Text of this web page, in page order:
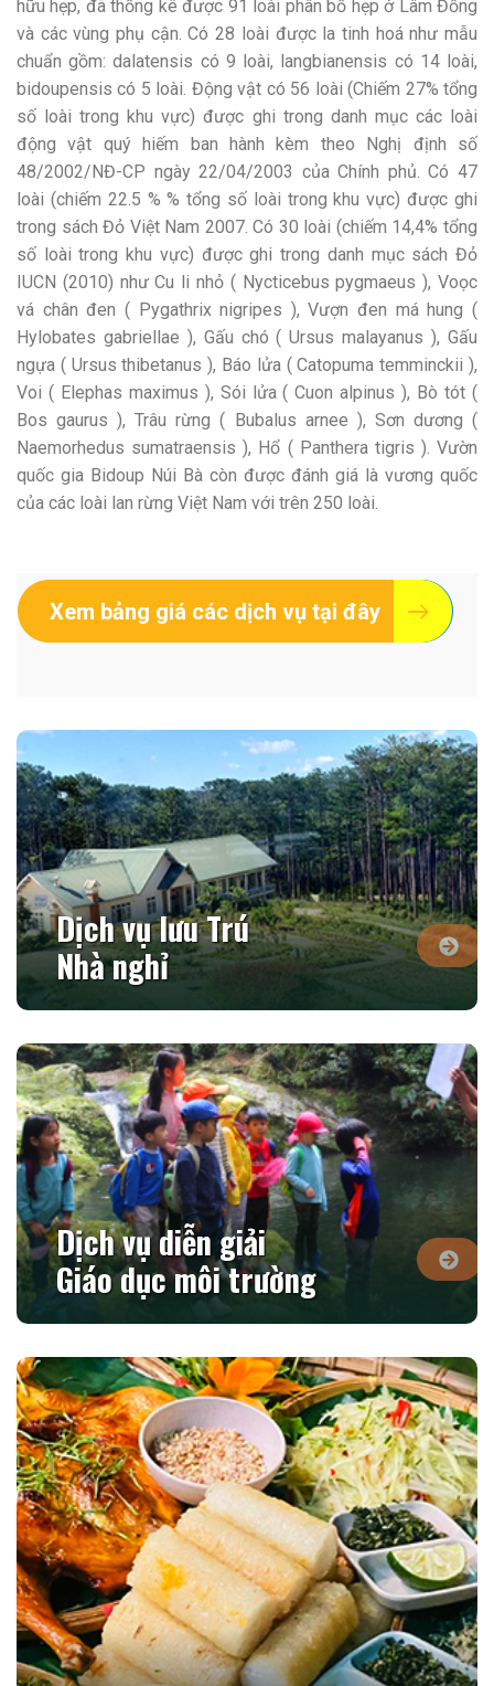
hữu hẹp, đã thống kê được 91 loài phân bố hẹp ở Lâm Đồng
và các vùng phụ cận. Có 28 loài được la tinh hoá như mẫu
chuẩn gồm: dalatensis có 9 loài, langbianensis có 14 loài,
bidoupensis có 5 loài. Động vật có 56 loài (Chiếm 27% tổng
số loài trong khu vực) được ghi trong danh mục các loài
động vật quý hiếm ban hành kèm theo Nghị định số
48/2002/NĐ-CP ngày 22/04/2003 của Chính phủ. Có 47
loài (chiếm 22.5 % % tổng số loài trong khu vực) được ghi
trong sách Đỏ Việt Nam 2007. Có 30 loài (chiếm 14,4% tổng
số loài trong khu vực) được ghi trong danh mục sách Đỏ
IUCN (2010) như Cu li nhỏ ( Nycticebus pygmaeus ), Voọc
vá chân đen ( Pygathrix nigripes ), Vượn đen má hung (
Hylobates gabriellae ), Gấu chó ( Ursus malayanus ), Gấu
ngựa ( Ursus thibetanus ), Báo lửa ( Catopuma temminckii ),
Voi ( Elephas maximus ), Sói lửa ( Cuon alpinus ), Bò tót (
Bos gaurus ), Trâu rừng ( Bubalus arnee ), Sơn dương (
Naemorhedus sumatraensis ), Hổ ( Panthera tigris ). Vườn
quốc gia Bidoup Núi Bà còn được đánh giá là vương quốc
của các loài lan rừng Việt Nam với trên 250 loài.
Xem bảng giá các dịch vụ tại đây
Dịch vụ lưu Trú
Nhà nghỉ
Dịch vụ diễn giải
Giáo dục môi trường